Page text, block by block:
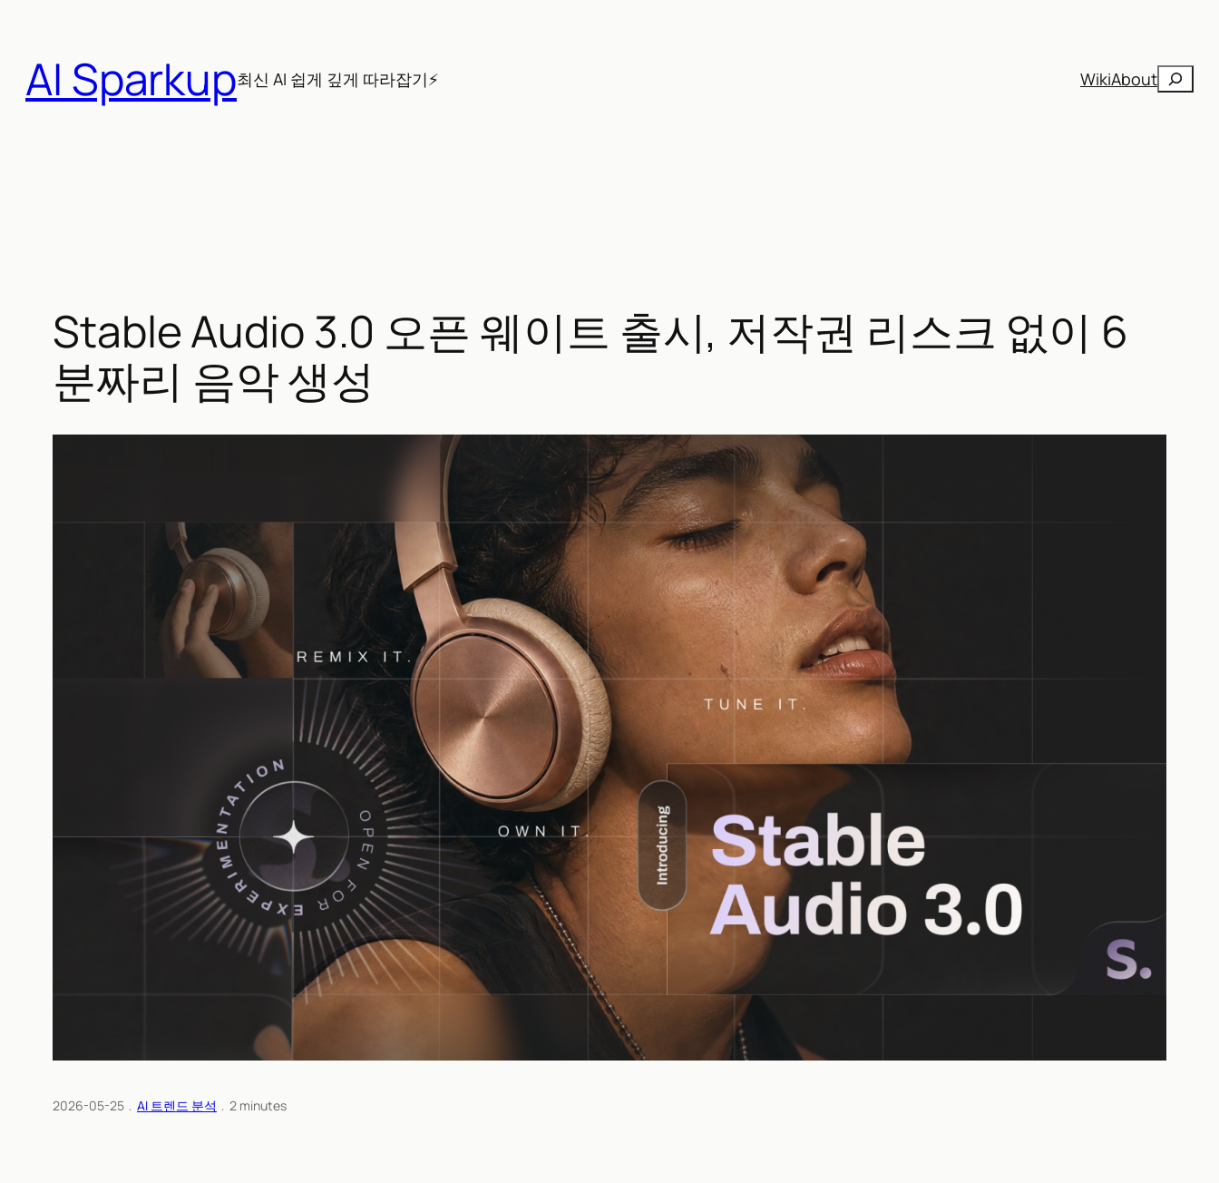
AI Sparkup최신 AI 쉽게 깊게 따라잡기⚡ WikiAbout검
Stable Audio 3.0 오픈 웨이트 출시, 저작권 리스크 없이 6
분짜리 음악 생성
2026-05-25 ﹒ AI 트렌드 분석 ﹒ 2 minutes